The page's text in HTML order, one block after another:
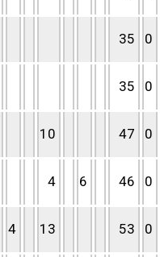
35 0
35 0
10 47 0
4 6 46 0
4 13 53 0